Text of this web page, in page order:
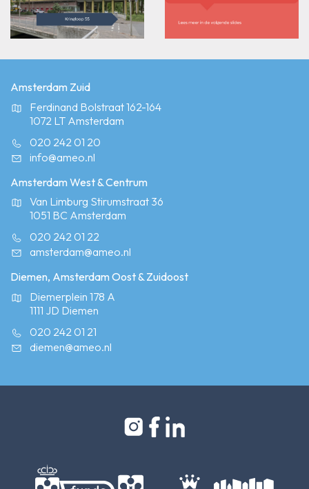
Amsterdam Zuid
Ferdinand Bolstraat 162-164
1072 LT Amsterdam
020 242 01 20
info@ameo.nl
Amsterdam West & Centrum
Van Limburg Stirumstraat 36
1051 BC Amsterdam
020 242 01 22
amsterdam@ameo.nl
Diemen, Amsterdam Oost & Zuidoost
Diemerplein 178 A
1111 JD Diemen
020 242 01 21
diemen@ameo.nl